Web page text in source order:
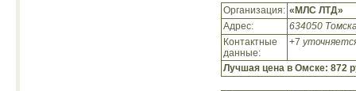
Организация: «МЛС ЛТД»
Адрес:
634050
Контактные
данные:
+7
Лучшая цена в Омске: 872